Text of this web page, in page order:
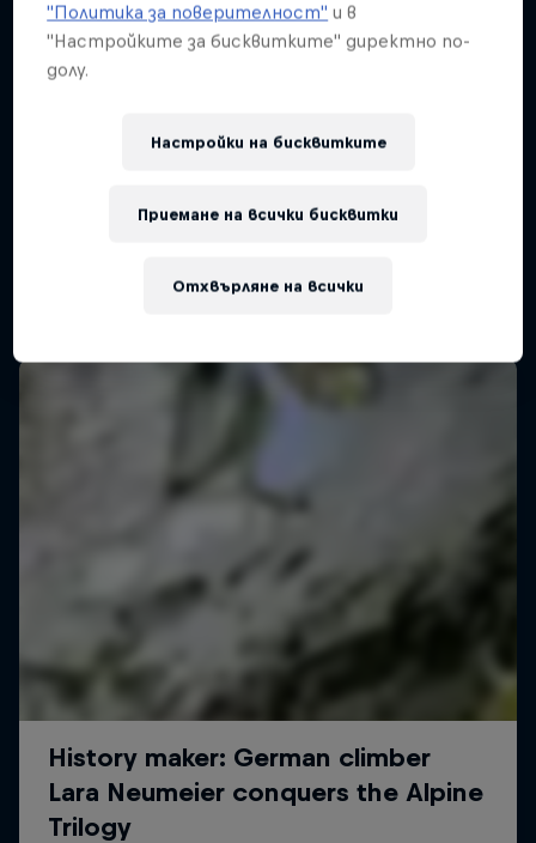
28 Февруари 2026
Виж на Replay
"Политика за поверителност" и в
"Настройките за бисквитките" директно по-
долу.
Настройки на бисквитките
Отхвърляне на всички
Приемане на всички бисквитки